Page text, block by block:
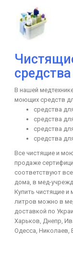
средства
В нашей
моющих средств
средства
средства
средства
средства
Все чистящие и
продаже
соответствуют
дома, в мед-
Купить чистящие
литров можно в
доставкой по
Харьков, Днепр,
Одесса, Николаев,